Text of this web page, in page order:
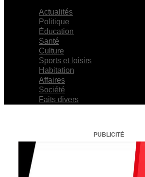
Actualités
Politique
Éducation
Santé
Culture
Sports et loisirs
Habitation
Affaires
Société
Faits divers
PUBLICITÉ